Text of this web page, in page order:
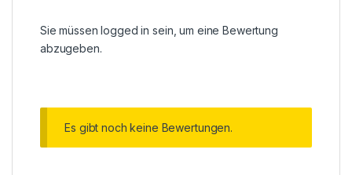
Sie müssenlogged in sein, um eine Bewertung
abzugeben.
Es gibt noch keine Bewertungen.